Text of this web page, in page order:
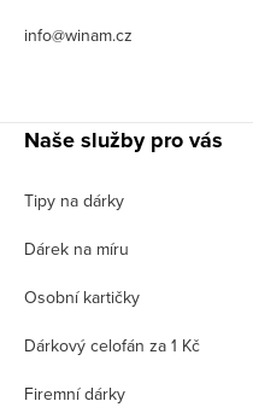
info@winam.cz
Naše služby pro vás
Tipy na dárky
Dárek na míru
Osobní kartičky
Dárkový celofán za 1 Kč
Firemní dárky